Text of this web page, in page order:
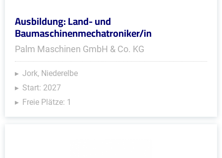
Ausbildung: Land- und
Baumaschinenmechatroniker/in
Palm Maschinen GmbH & Co. KG
Jork, Niederelbe
Start: 2027
Freie Plätze: 1